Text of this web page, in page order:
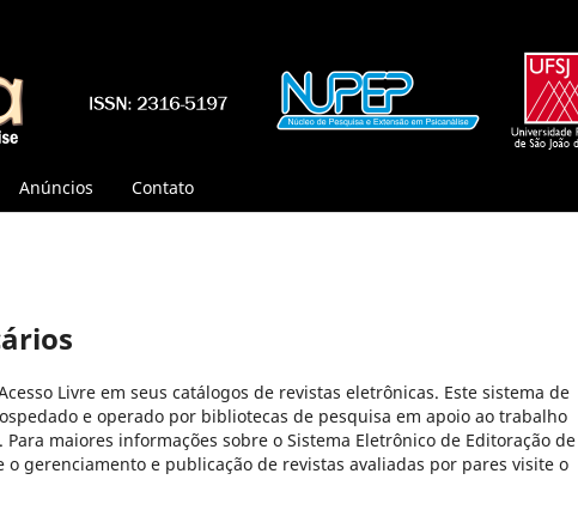
Anúncios Contato
Livre em seus catálogos de revistas eletrônicas. Este sistema de
e operado por bibliotecas de pesquisa em apoio ao trabalho
maiores informações sobre o Sistema Eletrônico de Editoração de
o gerenciamento e publicação de revistas avaliadas por pares visite o